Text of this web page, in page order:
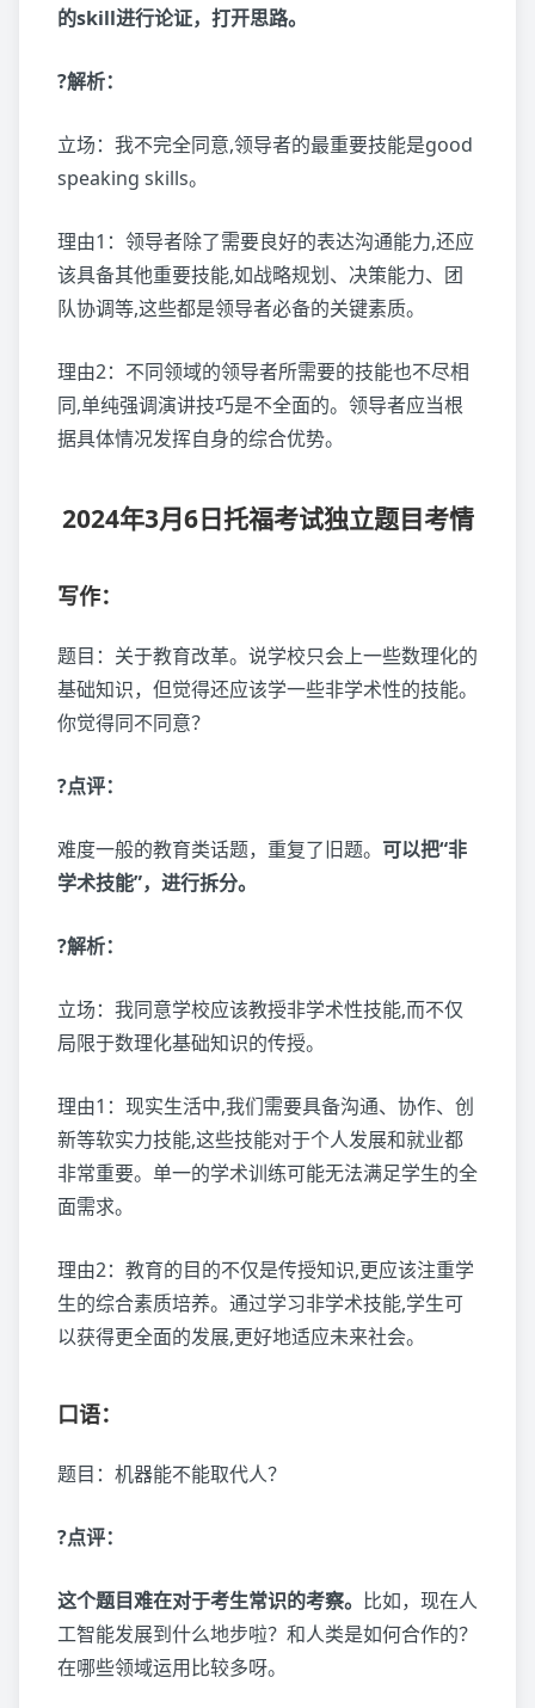
的skill进行论证，打开思路。
?解析：
立场：我不完全同意,领导者的最重要技能是good
speaking skills。
理由1：领导者除了需要良好的表达沟通能力,还应
该具备其他重要技能,如战略规划、决策能力、团
队协调等,这些都是领导者必备的关键素质。
理由2：不同领域的领导者所需要的技能也不尽相
同,单纯强调演讲技巧是不全面的。领导者应当根
据具体情况发挥自身的综合优势。
2024年3月6日托福考试独立题目考情
写作：
题目：关于教育改革。说学校只会上一些数理化的
基础知识，但觉得还应该学一些非学术性的技能。
你觉得同不同意？
?点评：
难度一般的教育类话题，重复了旧题。 可以把“非
学术技能”，进行拆分。
?解析：
立场：我同意学校应该教授非学术性技能,而不仅
局限于数理化基础知识的传授。
理由1：现实生活中,我们需要具备沟通、协作、创
新等软实力技能,这些技能对于个人发展和就业都
非常重要。单一的学术训练可能无法满足学生的全
面需求。
理由2：教育的目的不仅是传授知识,更应该注重学
生的综合素质培养。通过学习非学术技能,学生可
以获得更全面的发展,更好地适应未来社会。
口语：
题目：机器能不能取代人？
?点评：
这个题目难在对于考生常识的考察。 比如，现在人
工智能发展到什么地步啦？和人类是如何合作的？
在哪些领域运用比较多呀。